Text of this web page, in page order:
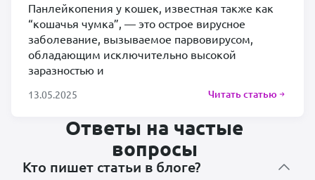
Панлейкопения у кошек, известная также как
“кошачья чумка”, — это острое вирусное
заболевание, вызываемое парвовирусом,
обладающим исключительно высокой
заразностью и
13.05.2025 Читать статью
Ответы на частые
вопросы
Кто пишет статьи в блоге?